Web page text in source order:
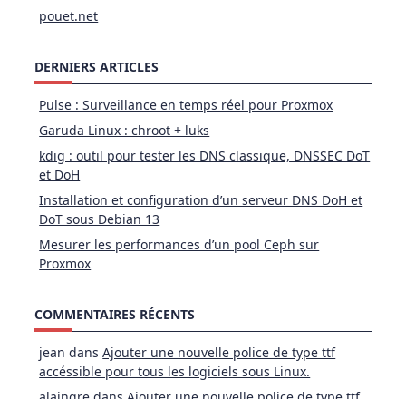
pouet.net
DERNIERS ARTICLES
Pulse : Surveillance en temps réel pour Proxmox
Garuda Linux : chroot + luks
kdig : outil pour tester les DNS classique, DNSSEC DoT
et DoH
Installation et configuration d’un serveur DNS DoH et
DoT sous Debian 13
Mesurer les performances d’un pool Ceph sur
Proxmox
COMMENTAIRES RÉCENTS
jean dansAjouter une nouvelle police de type ttf
accéssible pour tous les logiciels sous Linux.